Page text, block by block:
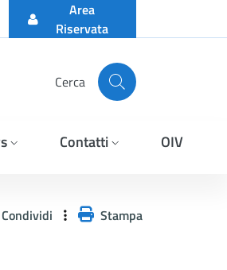
Area
Riservata
Cerca
Contatti OIV
Condividi Stampa